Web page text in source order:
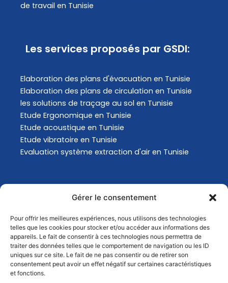
Gérer le consentement
Pour offrir les meilleures expériences, nous utilisons des technologies
telles que les cookies pour stocker et/ou accéder aux informations des
appareils. Le fait de consentir à ces technologies nous permettra de
traiter des données telles que le comportement de navigation ou les ID
uniques sur ce site. Le fait de ne pas consentir ou de retirer son
consentement peut avoir un effet négatif sur certaines caractéristiques
et fonctions.
de travail en Tunisie
Les services proposés par GSDI:
Elaboration des plans d'évacuation​ en Tunisie
Elaboration des plans de circulation en Tunisie
les solutions de traçage au sol en Tunisie
Etude Ergonomique en Tunisie
Etude acoustique en Tunisie
Etude vibratoire en Tunisie
Evaluation système extraction d'air en Tunisie
Actualités
Analyse Environnementale en Tunisie
Comment choisir son masque de protection
respiratoire ?
Comment choisir son masque de protection
respiratoire ?